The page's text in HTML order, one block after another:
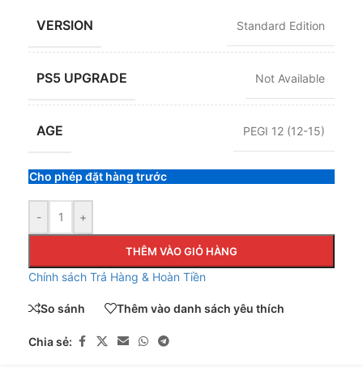
VERSION Standard Edition
PS5 UPGRADE Not Available
AGE PEGI 12 (12-15)
Cho phép đặt hàng trước
- +
THÊM VÀO GIỎ HÀNG
Chính sách Trả Hàng & Hoàn Tiền
So sánh Thêm vào danh sách yêu thích
Chia sẻ: